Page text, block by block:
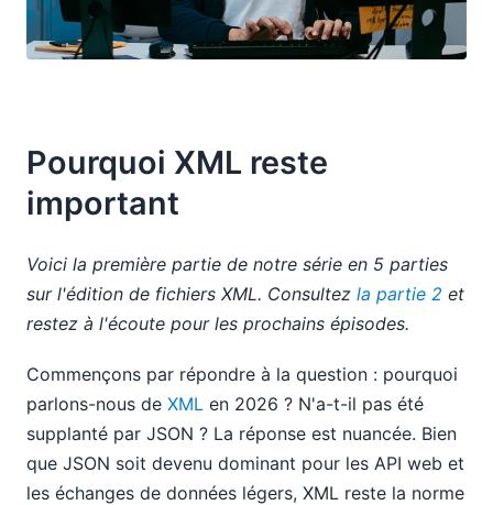
Pourquoi XML reste
important
Voici la première partie de notre série en 5 parties
sur l'édition de fichiers XML. Consultez la partie 2 et
restez à l'écoute pour les prochains épisodes.
Commençons par répondre à la question : pourquoi
parlons-nous de XML en 2026 ? N'a-t-il pas été
supplanté par JSON ? La réponse est nuancée. Bien
que JSON soit devenu dominant pour les API web et
les échanges de données légers, XML reste la norme